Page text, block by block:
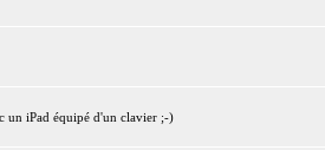
un iPad équipé d'un clavier ;-)